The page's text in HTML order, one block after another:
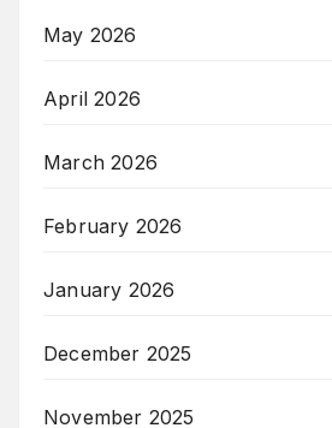
May 2026
April 2026
March 2026
February 2026
January 2026
December 2025
November 2025